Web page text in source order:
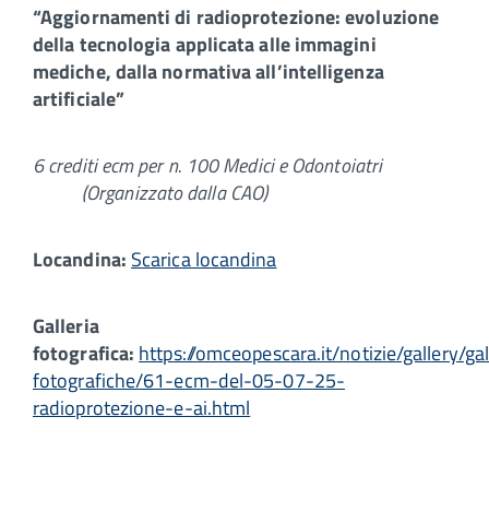
“Aggiornamenti di radioprotezione: evoluzione
della tecnologia applicata alle immagini
mediche, dalla normativa all’intelligenza
artificiale”
6 crediti ecm per n. 100 Medici e Odontoiatri
(Organizzato dalla CAO)
Locandina: Scarica locandina
Galleria
fotografica: https://omceopescara.it/notizie/gallery/
fotografiche/61-ecm-del-05-07-25-
radioprotezione-e-ai.html